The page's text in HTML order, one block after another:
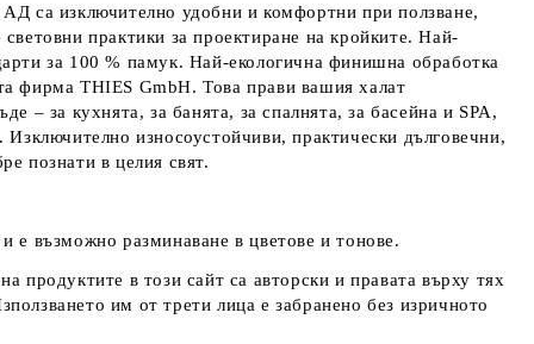
АД са изключително удобни и комфортни при ползване,
практики за проектиране на кройките. Най-
за 100 % памук. Най-екологична финишна обработка
фирмаTHIES GmbH. Това прави вашия халат
– за кухнята, за банята, за спалнята, за басейна и SPA,
износоустойчиви, практически дълговечни,
познати в целия свят.
е възможно разминаване в цветове и тонове.
продуктите в този сайт са авторски и правата върху тях
им от трети лица е забранено без изричното